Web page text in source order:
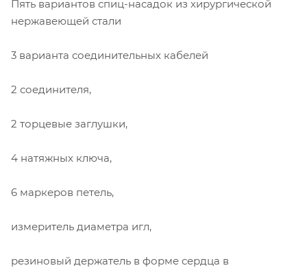
Пять вариантов спиц-насадок из хирургической
нержавеющей стали
3 варианта соединительных кабелей
2 соединителя,
2 торцевые заглушки,
4 натяжных ключа,
6 маркеров петель,
измеритель диаметра игл,
резиновый держатель в форме сердца в